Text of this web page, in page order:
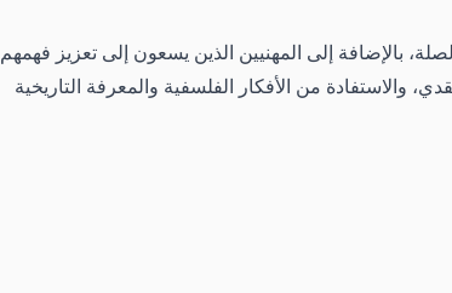
بالإضافة إلى المهنيين الذين يسعون إلى تعزيز فهمهم
والاستفادة من الأفكار الفلسفية والمعرفة التاريخية